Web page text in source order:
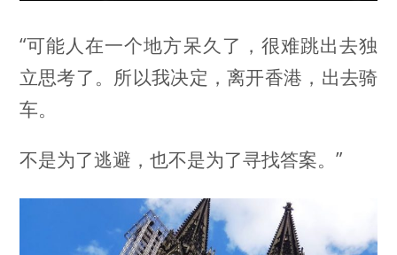
“可能人在一个地方呆久了，很难跳出去独
立思考了。所以我决定，离开香港，出去骑
车。
不是为了逃避，也不是为了寻找答案。”